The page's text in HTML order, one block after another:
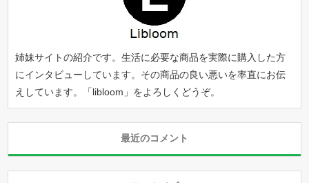
姉妹サイトの紹介です。生活に必要な商品を実際に購入した方
にインタビューしています。その商品の良い悪いを率直にお伝
えしています。「libloom 」をよろしくどうぞ。
最近のコメント